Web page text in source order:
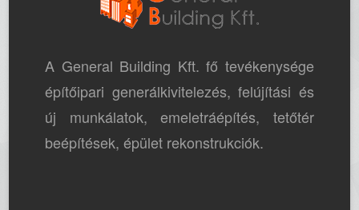
A General Building Kft. fő tevékenysége
építőipari generálkivitelezés, felújítási és
új munkálatok, emeletráépítés, tetőtér
beépítések, épület rekonstrukciók.